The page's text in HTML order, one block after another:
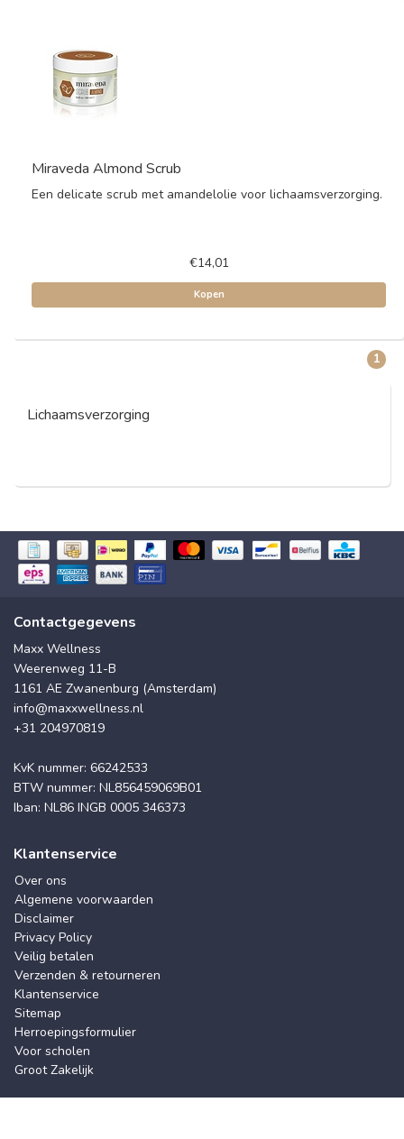
Miraveda Almond Scrub
Een delicate scrub met amandelolie voor lichaamsverzorging.
€14,01
Kopen
1
Lichaamsverzorging
Contactgegevens
Maxx Wellness
Weerenweg 11-B
1161 AE Zwanenburg (Amsterdam)
info@maxxwellness.nl
+31 204970819
KvK nummer: 66242533
BTW nummer: NL856459069B01
Iban: NL86 INGB 0005 346373
Klantenservice
Over ons
Algemene voorwaarden
Disclaimer
Privacy Policy
Veilig betalen
Verzenden & retourneren
Klantenservice
Sitemap
Herroepingsformulier
Voor scholen
Groot Zakelijk